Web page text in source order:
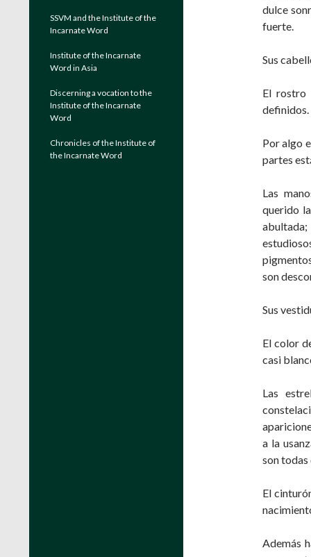
dulce
fuerte.
Sus
El rostro
definidos.
Por algo
partes
Las
querido
son
Sus
El color
casi
Las
a la
son todas
El
Además
SSVM and the Institute of the
Incarnate Word
Institute of the Incarnate
Word in Asia
Discerning a vocation to the
Institute of the Incarnate
Word
Chronicles of the Institute of
the Incarnate Word